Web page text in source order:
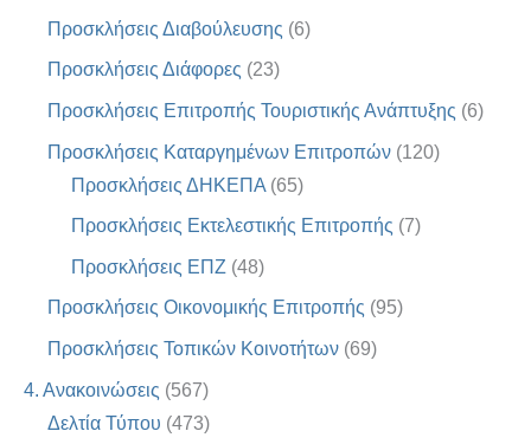
Προσκλήσεις Διαβούλευσης (6)
Προσκλήσεις Διάφορες (23)
Προσκλήσεις Επιτροπής Τουριστικής Ανάπτυξης (6)
Προσκλήσεις Καταργημένων Επιτροπών (120)
Προσκλήσεις ΔΗΚΕΠΑ (65)
Προσκλήσεις Εκτελεστικής Επιτροπής (7)
Προσκλήσεις ΕΠΖ (48)
Προσκλήσεις Οικονομικής Επιτροπής (95)
Προσκλήσεις Τοπικών Κοινοτήτων (69)
4. Ανακοινώσεις (567)
Δελτία Τύπου (473)